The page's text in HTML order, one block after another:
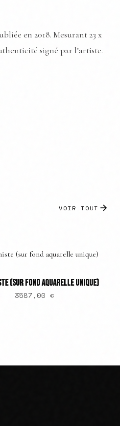
en 2018. Mesurant 23 x
signé par l’artiste.
VOIR TOUT
(SUR FOND AQUARELLE UNIQUE)
3587,00 €